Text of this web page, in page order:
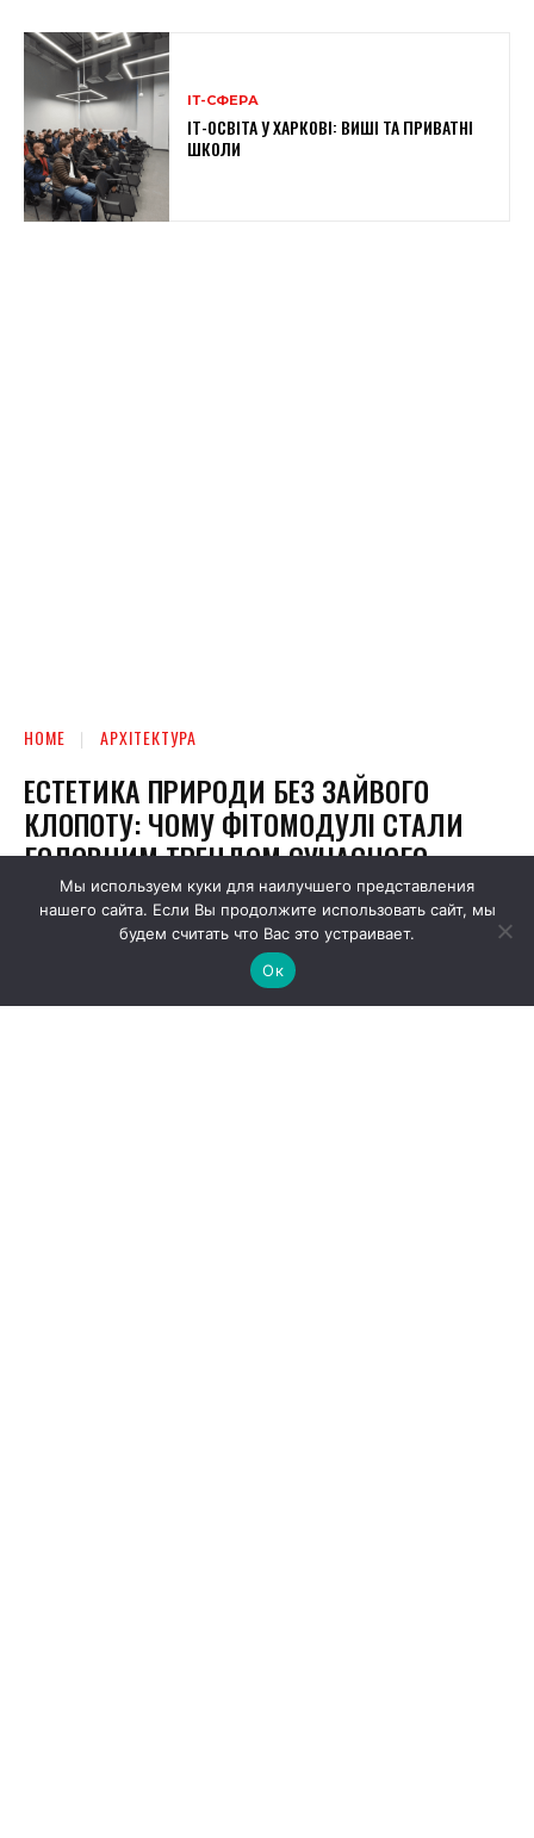
ІТ-СФЕРА
ІТ-ОСВІТА У ХАРКОВІ: ВИШІ ТА ПРИВАТНІ
ШКОЛИ
Мы используем куки для наилучшего представления
нашего сайта. Если Вы продолжите использовать сайт, мы
будем считать что Вас это устраивает.
Ок